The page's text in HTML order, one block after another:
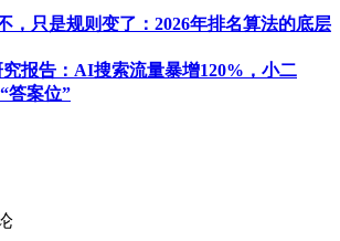
，只是规则变了：2026年排名算法的底层
究报告：AI搜索流量暴增120%，小二
答案位”